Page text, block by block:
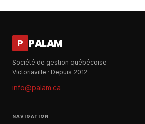
P PALAM
Société de gestion québécoise
Victoriaville · Depuis 2012
info@palam.ca
NAVIGATION